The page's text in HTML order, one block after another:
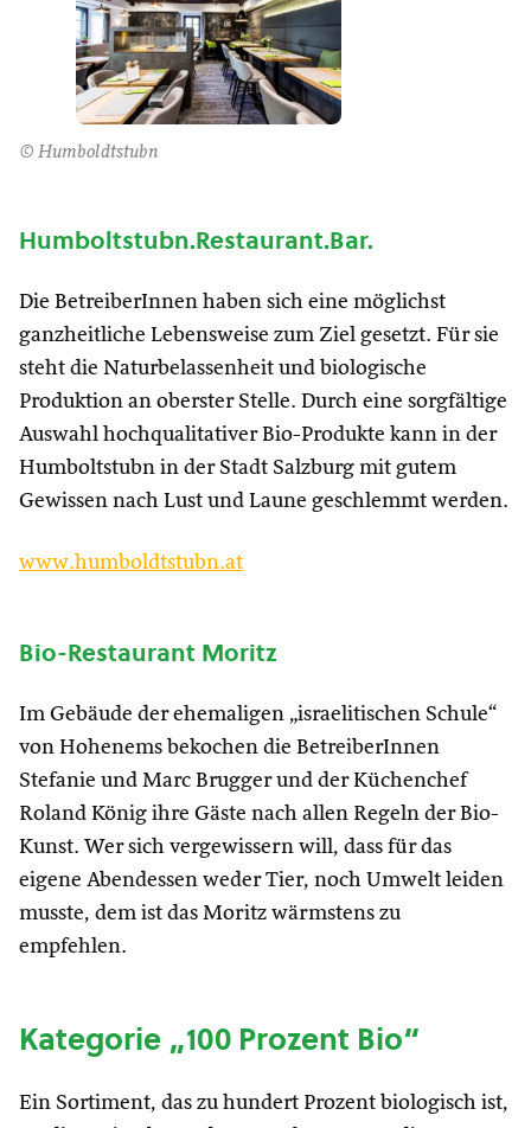
© Humboldtstubn
Humboltstubn.Restaurant.Bar.
Die BetreiberInnen haben sich eine möglichst
ganzheitliche Lebensweise zum Ziel gesetzt. Für sie
steht die Naturbelassenheit und biologische
Produktion an oberster Stelle. Durch eine sorgfältige
Auswahl hochqualitativer Bio-Produkte kann in der
Humboltstubn in der Stadt Salzburg mit gutem
Gewissen nach Lust und Laune geschlemmt werden.
www.humboldtstubn.at
Bio-Restaurant Moritz
Im Gebäude der ehemaligen „israelitischen Schule“
von Hohenems bekochen die BetreiberInnen
Stefanie und Marc Brugger und der Küchenchef
Roland König ihre Gäste nach allen Regeln der Bio-
Kunst. Wer sich vergewissern will, dass für das
eigene Abendessen weder Tier, noch Umwelt leiden
musste, dem ist das Moritz wärmstens zu
empfehlen.
Kategorie „100 Prozent Bio“
Ein Sortiment, das zu hundert Prozent biologisch ist,